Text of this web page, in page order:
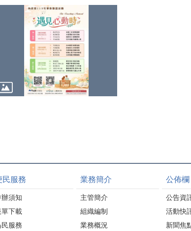
民服務
辦須知
單下載
民服務
業務簡介
主管簡介
組織編制
業務概況
公佈欄
公告資
活動快
新聞焦